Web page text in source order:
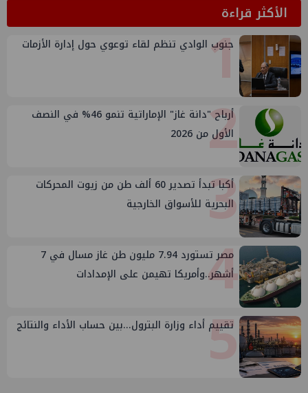
الأكثر قراءة1
جنوب الوادي تنظم لقاء توعوي حول إدارة الأزمات
2
أرباح "دانة غاز" الإماراتية تنمو 46% في النصف
الأول من 2026
3
أكبا تبدأ تصدير 60 ألف طن من زيوت المحركات
البحرية للأسواق الخارجية
4
مصر تستورد 7.94 مليون طن غاز مسال في 7
أشهر..وأمريكا تهيمن على الإمدادات
5
تقييم أداء وزارة البترول...بين حساب الأداء والنتائج